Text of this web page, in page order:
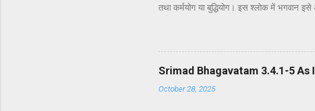
तथा कर्मयोग या बुद्धियोग। इस श्लोक में भगवान
कि दूसरे अध्याय के इकसठवें श्लोक में बताया गया
से मनुष्य कर्म के बंधनों से मुक्त हो सकता है; और
गया है - कि यह बुद्धि-योग पूर्णतः परब्रह्म (या
Srimad Bhagavatam 3.4.1-5 As
October 28, 2025